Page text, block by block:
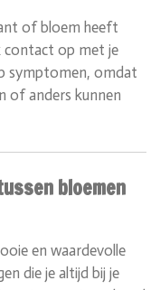
of bloem heeft
contact op met je
symptomen, omdat
of anders kunnen
bloemen
en waardevolle
die je altijd bij je